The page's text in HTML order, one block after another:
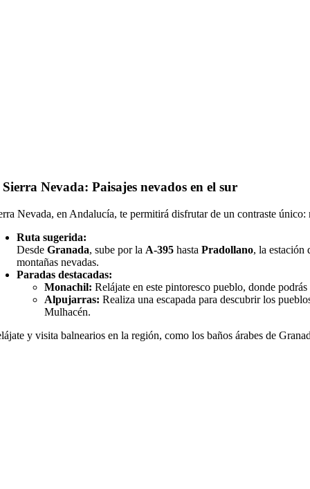
Nevada: Paisajes nevados en el sur
Nevada, en Andalucía, te permitirá disfrutar de un contraste único:
Ruta sugerida:
Desde Granada, sube por la A-395hasta Pradollano, la estación
montañas nevadas.
Paradas destacadas:
Monachil: Relájate en este pintoresco pueblo, donde
Alpujarras: Realiza una escapada para descubrir los
Mulhacén.
y visita balnearios en la región, como los baños árabes de